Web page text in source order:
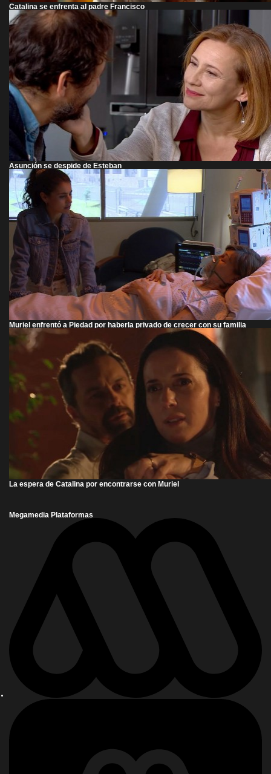
Catalina se enfrenta al padre Francisco
Asunción se despide de Esteban
Muriel enfrentó a Piedad por haberla privado de crecer con su familia
La espera de Catalina por encontrarse con Muriel
Megamedia Plataformas